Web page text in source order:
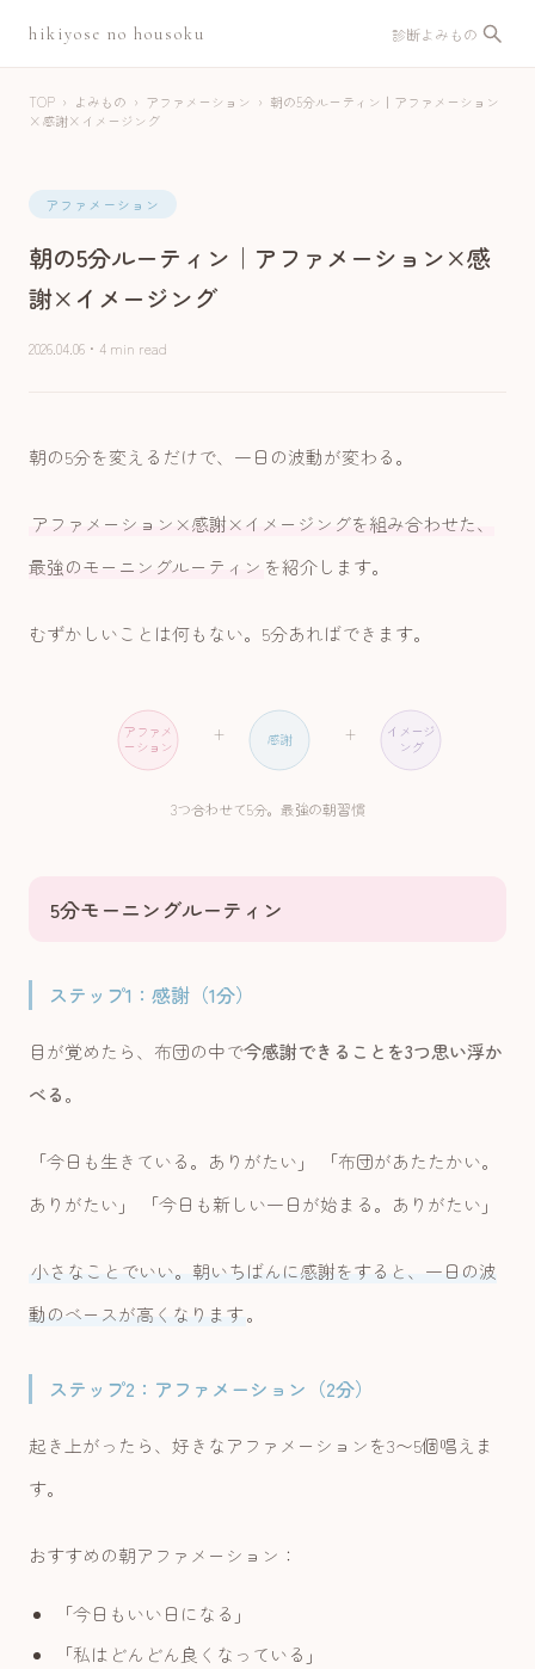
hikiyose no housoku 診断よみもの
TOP › よみもの › アファメーション › 朝の5分ルーティン｜アファメーション
×感謝×イメージング
アファメーション
朝の5分ルーティン｜アファメーション×感
謝×イメージング
2026.04.06 ・ 4 min read
朝の5分を変えるだけで、一日の波動が変わる。
アファメーション×感謝×イメージングを組み合わせた、
最強のモーニングルーティン を紹介します。
むずかしいことは何もない。5分あればできます。
アファメ
ーション
+ 感謝 +
イメージ
ング
3つ合わせて5分。最強の朝習慣
5分モーニングルーティン
ステップ1：感謝（1分）
目が覚めたら、布団の中で今感謝できることを3つ思い浮か
べる。
「今日も生きている。ありがたい」 「布団があたたかい。
ありがたい」 「今日も新しい一日が始まる。ありがたい」
小さなことでいい。朝いちばんに感謝をすると、一日の波
動のベースが高くなります。
ステップ2：アファメーション（2分）
起き上がったら、好きなアファメーションを3〜5個唱えま
す。
おすすめの朝アファメーション：
「今日もいい日になる」
「私はどんどん良くなっている」